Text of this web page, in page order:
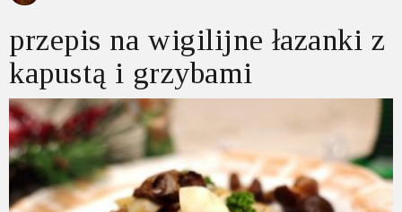
przepis na wigilijne łazanki z
kapustą i grzybami